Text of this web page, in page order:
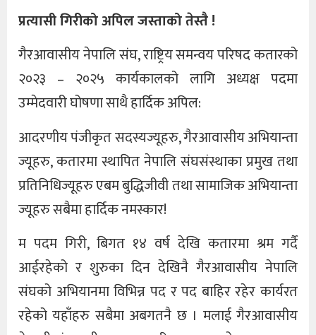
प्रत्यासी गिरीको अपिल जस्ताको तेस्तै !
गैरआवासीय नेपालि संघ, राष्ट्रिय समन्वय परिषद कतारको
२०२३ – २०२५ कार्यकालको लागि अध्यक्ष पदमा
उम्मेदवारी घोषणा साथै हार्दिक अपिल:
आदरणीय पंजीकृत सदस्यज्यूहरु, गैरआवासीय अभियान्ता
ज्यूहरु, कतारमा स्थापित नेपालि संघसंस्थाका प्रमुख तथा
प्रतिनिधिज्यूहरु एबम बुद्धिजीवी तथा सामाजिक अभियान्ता
ज्यूहरु सबैमा हार्दिक नमस्कार!
म पदम गिरी, बिगत १४ वर्ष देखि कतारमा श्रम गर्दै
आईरहेको र शुरुका दिन देखिनै गैरआवासीय नेपालि
संघको अभियानमा विभिन्न पद र पद बाहिर रहेर कार्यरत
रहेको यहाँहरु सबैमा अबगतनै छ । मलाई गैरआवासीय